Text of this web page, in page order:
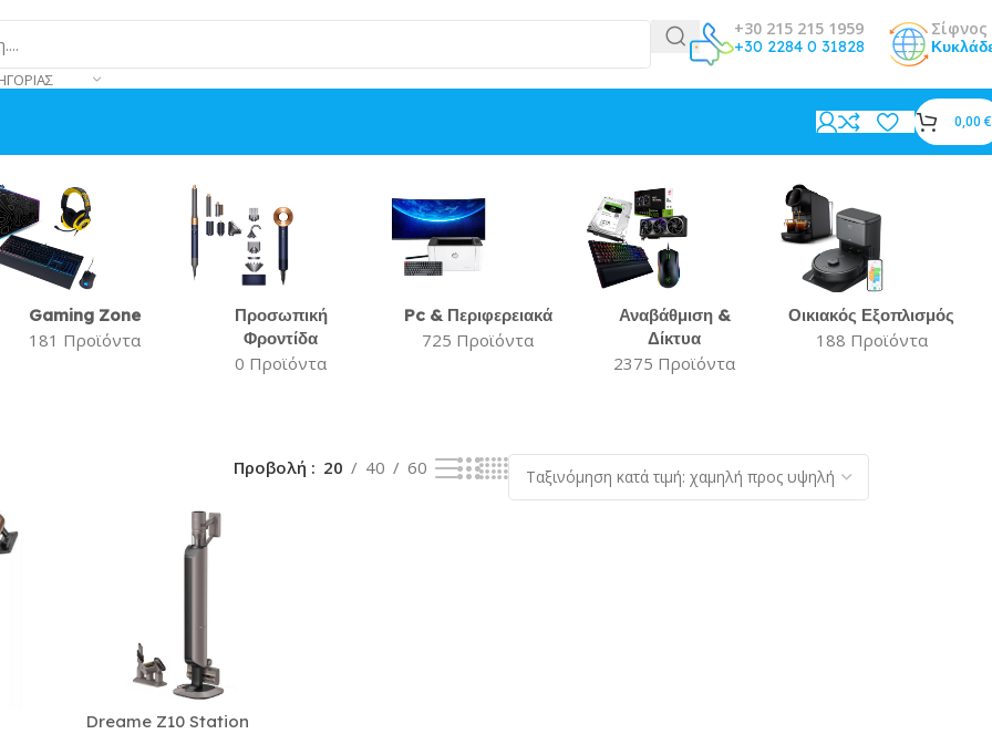
+30 215 215 1959
+30 2284 0 31828
Σίφνος
0,00 €
Gaming Zone
181 Προϊόντα
Προσωπική
Φροντίδα
0 Προϊόντα
Pc & Περιφερειακά
725 Προϊόντα
Αναβάθμιση &
Δίκτυα
2375 Προϊόντα
Οικιακός Εξοπλισμός
188 Προϊόντα
Προβολή 20 40 60
Dreame Z10 Station